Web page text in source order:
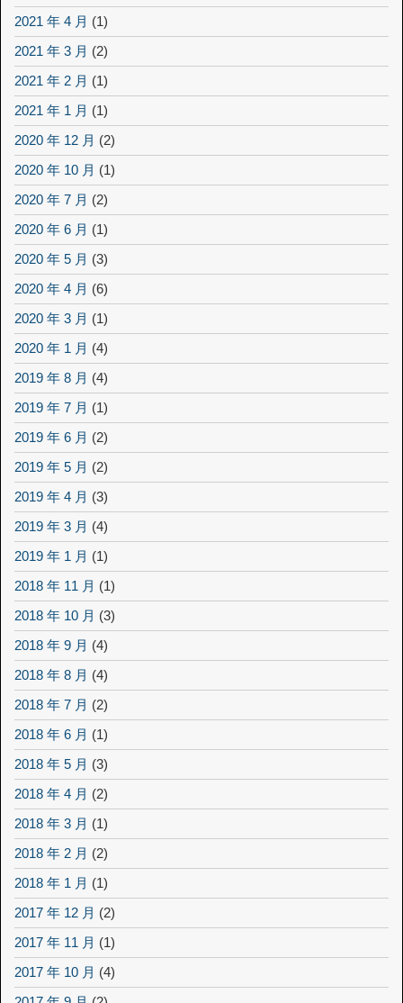
2021 年 4 月 (1)
2021 年 3 月 (2)
2021 年 2 月 (1)
2021 年 1 月 (1)
2020 年 12 月 (2)
2020 年 10 月 (1)
2020 年 7 月 (2)
2020 年 6 月 (1)
2020 年 5 月 (3)
2020 年 4 月 (6)
2020 年 3 月 (1)
2020 年 1 月 (4)
2019 年 8 月 (4)
2019 年 7 月 (1)
2019 年 6 月 (2)
2019 年 5 月 (2)
2019 年 4 月 (3)
2019 年 3 月 (4)
2019 年 1 月 (1)
2018 年 11 月 (1)
2018 年 10 月 (3)
2018 年 9 月 (4)
2018 年 8 月 (4)
2018 年 7 月 (2)
2018 年 6 月 (1)
2018 年 5 月 (3)
2018 年 4 月 (2)
2018 年 3 月 (1)
2018 年 2 月 (2)
2018 年 1 月 (1)
2017 年 12 月 (2)
2017 年 11 月 (1)
2017 年 10 月 (4)